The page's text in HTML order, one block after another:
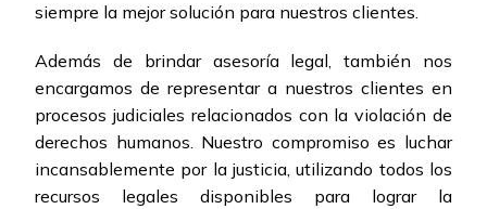
siempre la mejor solución para nuestros clientes.
Además de brindar asesoría legal, también nos
encargamos de representar a nuestros clientes en
procesos judiciales relacionados con la violación de
derechos humanos. Nuestro compromiso es luchar
incansablemente por la justicia, utilizando todos los
recursos legales disponibles para lograr la